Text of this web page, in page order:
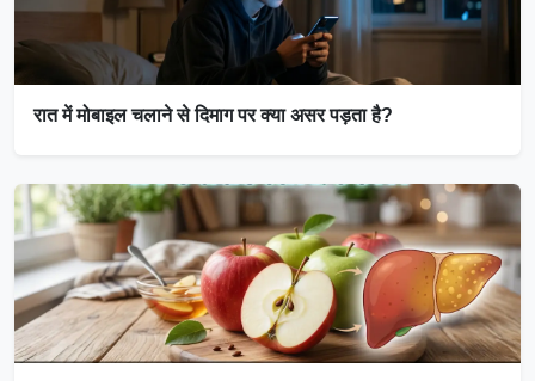
रात में मोबाइल चलाने से दिमाग पर क्या असर पड़ता है?